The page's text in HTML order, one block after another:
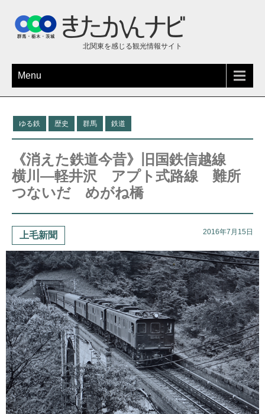
北関東を感じる観光情報サイト
Menu
ゆる鉄 歴史 群馬 鉄道
《消えた鉄道今昔》旧国鉄信越線
横川―軽井沢 アプト式路線 難所
つないだ めがね橋
上毛新聞 2016年7月15日